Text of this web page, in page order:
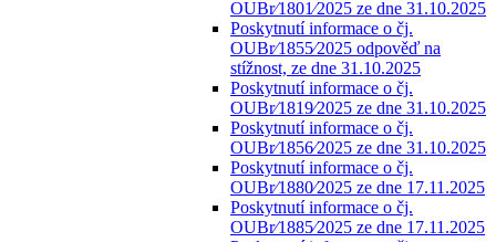
OUBr⁄1801⁄2025 ze dne 31.10.2025
Poskytnutí informace o čj.
OUBr⁄1855⁄2025 odpověď na
stížnost, ze dne 31.10.2025
Poskytnutí informace o čj.
OUBr⁄1819⁄2025 ze dne 31.10.2025
Poskytnutí informace o čj.
OUBr⁄1856⁄2025 ze dne 31.10.2025
Poskytnutí informace o čj.
OUBr⁄1880⁄2025 ze dne 17.11.2025
Poskytnutí informace o čj.
OUBr⁄1885⁄2025 ze dne 17.11.2025